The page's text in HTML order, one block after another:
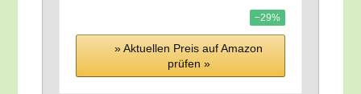
−29%
» Aktu­el­len Preis auf Ama­zon
prü­fen »